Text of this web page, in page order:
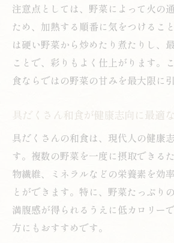
和風レシピなら野菜たっぷり
和風具沢山レシピで簡単
野菜たっぷり和食で手間な
和食の具沢山スープ人気ア
和食レシピで野菜たっぷり
飽きずに続く具沢山料理のコツ
和食具だくさん料理を飽き
人気具沢山スープの和食ア
和食レシピで具だくさん料
具だくさん和食を楽しむ
注意点としては、野菜によって火の
ため、加熱する順番に気をつけるこ
は硬い野菜から炒めたり煮たりし、
ことで、彩りもよく仕上がります。
食ならではの野菜の甘みを最大限に
具だくさん和食が健康志向に最適
具だくさんの和食は、現代人の健康
す。複数の野菜を一度に摂取できる
物繊維、ミネラルなどの栄養素を効
とができます。特に、野菜たっぷり
満腹感が得られるうえに低カロリー
方にもおすすめです。